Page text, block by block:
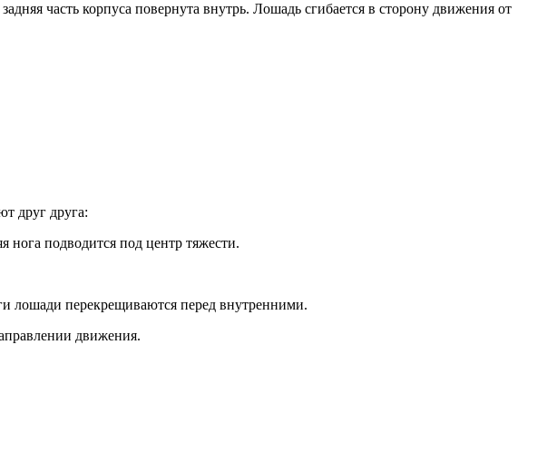
часть корпуса повернута внутрь. Лошадь сгибается в сторону движения от
друг друга:
нога подводится под центр тяжести.
лошади перекрещиваются перед внутренними.
движения.